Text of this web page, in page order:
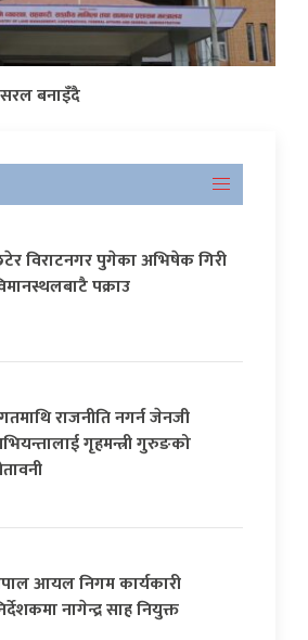
बनाइँदै
विराटनगर पुगेका अभिषेक गिरी
पक्राउ
राजनीति नगर्न जेनजी
गृहमन्त्री गुरुङको
आयल निगम कार्यकारी
नागेन्द्र साह नियुक्त